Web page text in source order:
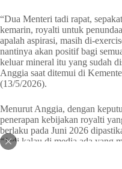
“Dua Menteri tadi rapat,
kemarin, royalti untuk
apalah aspirasi, masih di-
nantinya akan positif bagi
keluar mineral itu yang sudah
Anggia saat ditemui di
(13/5/2026).
Menurut Anggia, dengan
penerapan kebijakan royalti
berlaku pada Juni 2026
“Jadi kalau di media ada yang
ini itu nggak bener. Udah
kemarin kan. Setelah itu dia